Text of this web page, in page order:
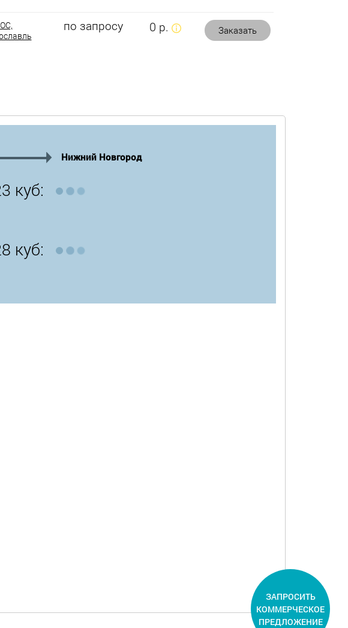
по запросу 0 р. Заказать
Нижний Новгород
куб:
куб:
ЗАПРОСИТЬ
КОММЕРЧЕСКОЕ
ПРЕДЛОЖЕНИЕ